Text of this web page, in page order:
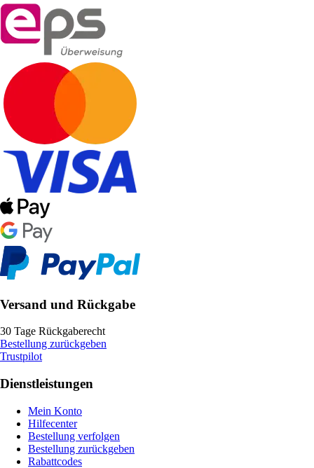
Versand und Rückgabe
30 Tage Rückgaberecht
Bestellung zurückgeben
Trustpilot
Dienstleistungen
Mein Konto
Hilfecenter
Bestellung verfolgen
Bestellung zurückgeben
Rabattcodes